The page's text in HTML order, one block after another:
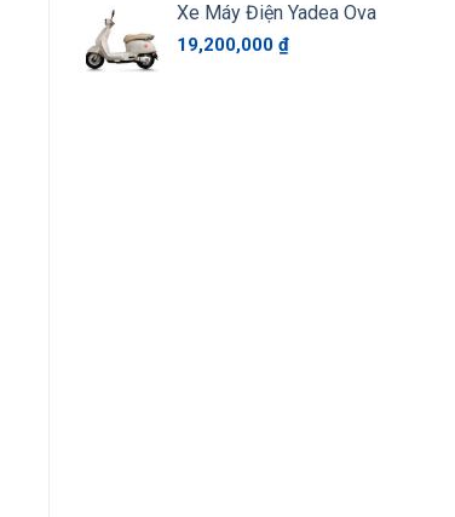
Xe Máy Điện Yadea Ova
19,200,000 ₫